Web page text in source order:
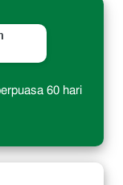
60 hari